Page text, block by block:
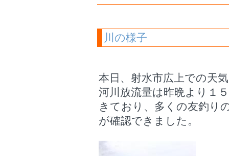
川の様子
本日、射水市広上での天
河川放流量は昨晩より１
きており、多くの友釣り
が確認できました。